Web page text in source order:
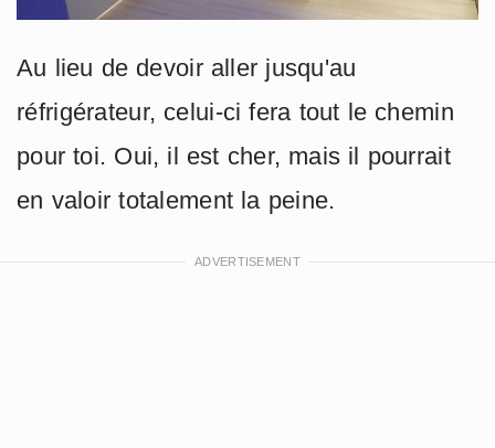
Au lieu de devoir aller jusqu'au
réfrigérateur, celui-ci fera tout le chemin
pour toi. Oui, il est cher, mais il pourrait
en valoir totalement la peine.